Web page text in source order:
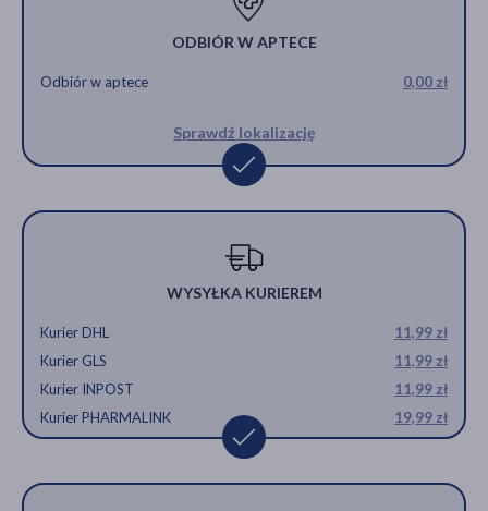
ODBIÓR W APTECE
Odbiór w aptece 0,00 zł
Sprawdź lokalizację
WYSYŁKA KURIEREM
Kurier DHL
11,99 zł
Kurier GLS
11,99 zł
Kurier INPOST
11,99 zł
Kurier PHARMALINK
19,99 zł